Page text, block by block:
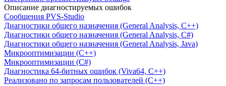
Описание диагностируемых ошибок
Сообщения PVS-Studio
Диагностики общего назначения (General Analysis, C++)
Диагностики общего назначения (General Analysis, C#)
Диагностики общего назначения (General Analysis, Java)
Микрооптимизации (C++)
Микрооптимизации (C#)
Диагностика 64-битных ошибок (Viva64, C++)
Реализовано по запросам пользователей (C++)